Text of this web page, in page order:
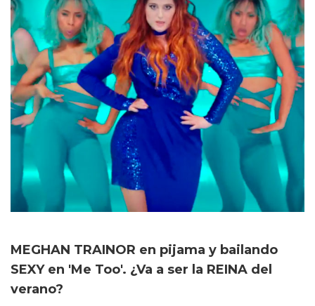
MEGHAN TRAINOR en pijama y bailando
SEXY en 'Me Too'. ¿Va a ser la REINA del
verano?